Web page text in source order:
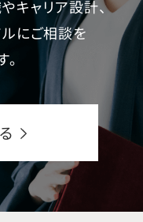
キャリア設計、
にご相談を